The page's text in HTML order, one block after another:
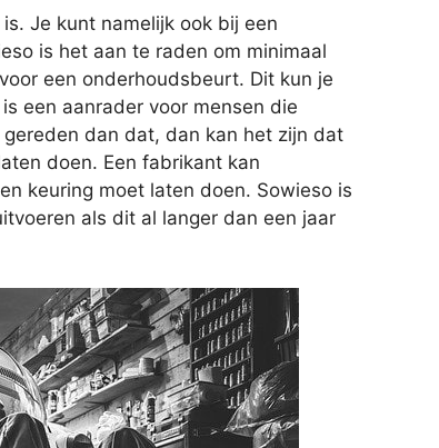
Je kunt namelijk ook bij een
is het aan te raden om minimaal
een onderhoudsbeurt. Dit kun je
een aanrader voor mensen die
dan dat, dan kan het zijn dat
doen. Een fabrikant kan
keuring moet laten doen. Sowieso is
als dit al langer dan een jaar